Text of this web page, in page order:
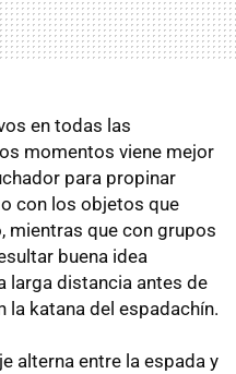
en todas las
momentos viene mejor
para propinar
con los objetos que
mientras que con grupos
buena idea
larga distancia antes de
la katana del espadachín.
alterna entre la espada y